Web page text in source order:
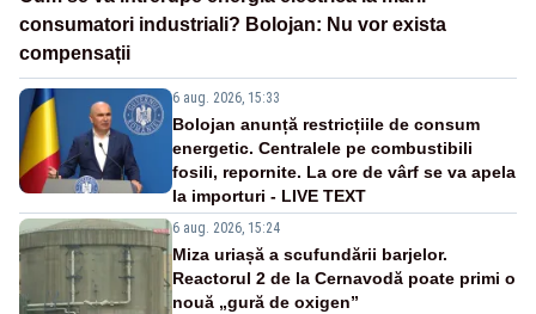
consumatori industriali? Bolojan: Nu vor exista
compensații
6 aug. 2026, 15:33
Bolojan anunță restricțiile de consum
energetic. Centralele pe combustibili
fosili, repornite. La ore de vârf se va apela
la importuri - LIVE TEXT
6 aug. 2026, 15:24
Miza uriașă a scufundării barjelor.
Reactorul 2 de la Cernavodă poate primi o
nouă „gură de oxigen”